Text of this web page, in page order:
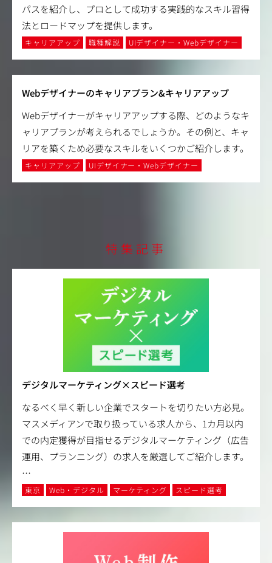
パスを紹介し、プロとして成功する実践的なスキル習得
法とロードマップを提供します。
キャリアアップ 職種解説 UIデザイナー・Webデザイナー
Webデザイナーのキャリアプラン&キャリアアップ
Webデザイナーがキャリアアップする際、どのようなキ
ャリアプランが考えられるでしょうか。その例と、キャ
リアを築くため必要なスキルをいくつかご紹介します。
キャリアアップ UIデザイナー・Webデザイナー
特集記事
デジタルマーケティング×スピード選考
なるべく早く新しい企業でスタートを切りたい方必見。
マスメディアンで取り扱っている求人から、1カ月以内
での内定獲得が目指せるデジタルマーケティング（広告
運用、プランニング）の求人を厳選してご紹介します。
…
東京 Web・デジタル マーケティング スピード選考